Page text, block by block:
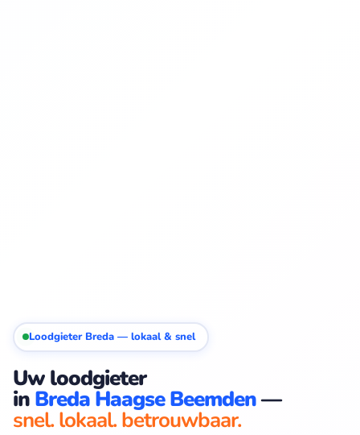
Loodgieter Breda — lokaal & snel
Uw loodgieter
in Breda Haagse Beemden—
snel. lokaal. betrouwbaar.